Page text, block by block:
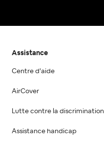
Assistance
Centre d'aide
AirCover
Lutte contre la discrimination
Assistance handicap